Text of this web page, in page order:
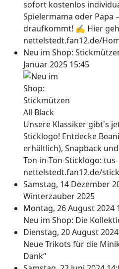
sofort kostenlos
Spielermama oder Papa
draufkommt! ✍ Hier
nettelstedt.fan12.de/
Neu im Shop:
Januar 2025 15:45
Unsere Klassiker gibt's
Sticklogo! Entdecke
erhältlich), Snapback
Ton-in-Ton-Sticklogo: tus-
nettelstedt.fan12.de/
Samstag, 14 Dezember
Winterzauber 2025
Montag, 26 August 2024
Neu im Shop: Die
Dienstag, 20 August
Neue Trikots für die
Dank“